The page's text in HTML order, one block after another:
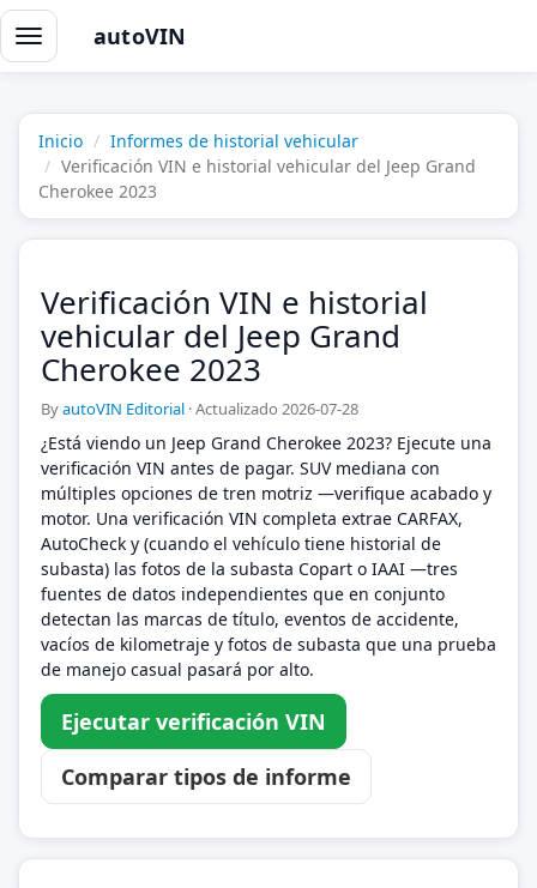
Alternar
navegación
autoVIN
Inicio
Informes de historial vehicular
Verificación VIN e historial vehicular del Jeep Grand
Cherokee 2023
Verificación VIN e historial
vehicular del Jeep Grand
Cherokee 2023
ByautoVIN Editorial ·Actualizado 2026-07-28
¿Está viendo un Jeep Grand Cherokee 2023? Ejecute una
verificación VIN antes de pagar. SUV mediana con
múltiples opciones de tren motriz —verifique acabado y
motor. Una verificación VIN completa extrae CARFAX,
AutoCheck y (cuando el vehículo tiene historial de
subasta) las fotos de la subasta Copart o IAAI —tres
fuentes de datos independientes que en conjunto
detectan las marcas de título, eventos de accidente,
vacíos de kilometraje y fotos de subasta que una prueba
de manejo casual pasará por alto.
Ejecutar verificación VIN
Comparar tipos de informe